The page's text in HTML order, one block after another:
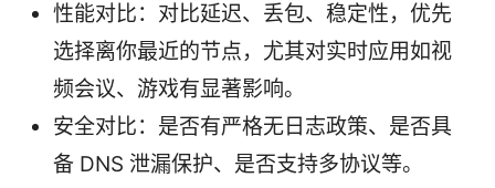
性能对比：对比延迟、丢包、稳定性，优先
选择离你最近的节点，尤其对实时应用如视
频会议、游戏有显著影响。
安全对比：是否有严格无日志政策、是否具
备 DNS 泄漏保护、是否支持多协议等。